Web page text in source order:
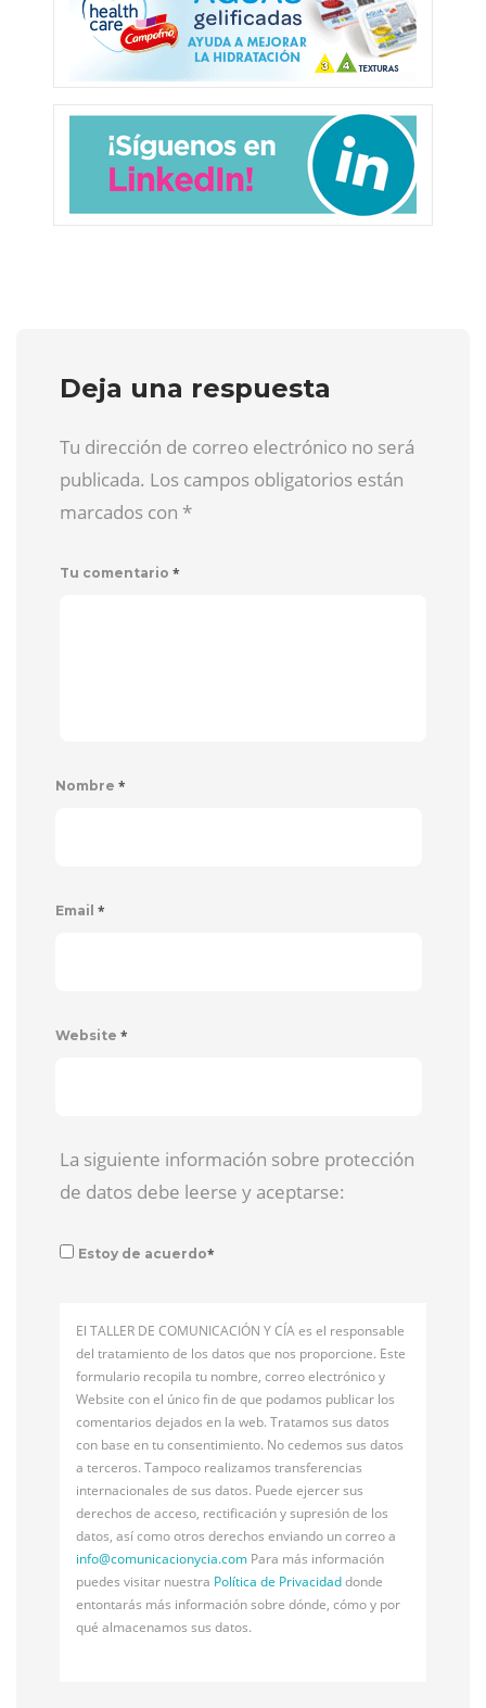
Deja una respuesta
Tu dirección de correo electrónico no será
publicada. Los campos obligatorios están
marcados con *
Tu comentario *
Nombre *
Email *
Website *
La siguiente información sobre protección
de datos debe leerse y aceptarse:
Estoy de acuerdo*
El TALLER DE COMUNICACIÓN Y CÍA es el responsable
del tratamiento de los datos que nos proporcione. Este
formulario recopila tu nombre, correo electrónico y
Website con el único fin de que podamos publicar los
comentarios dejados en la web. Tratamos sus datos
con base en tu consentimiento. No cedemos sus datos
a terceros. Tampoco realizamos transferencias
internacionales de sus datos. Puede ejercer sus
derechos de acceso, rectificación y supresión de los
datos, así como otros derechos enviando un correo a
info@comunicacionycia.com Para más información
puedes visitar nuestra Política de Privacidaddonde
entontarás más información sobre dónde, cómo y por
qué almacenamos sus datos.